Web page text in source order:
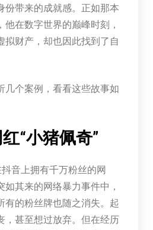
份带来的成就感。正如那本
他在数字世界的巅峰时刻，
拟财产，却也因此找到了自
几个案例，看看这些故事如
“小猪佩奇”
音上拥有千万粉丝的网
如其来的网络暴力事件中，
有的粉丝牌也随之消失。起
，甚至想过放弃。但在经历